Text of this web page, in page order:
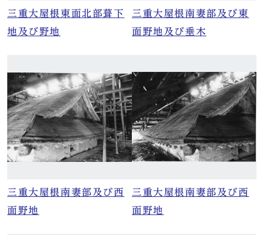
三重大屋根東面北部葺下
地及び野地
三重大屋根南妻部及び東
面野地及び垂木
三重大屋根南妻部及び西
面野地
三重大屋根南妻部及び西
面野地